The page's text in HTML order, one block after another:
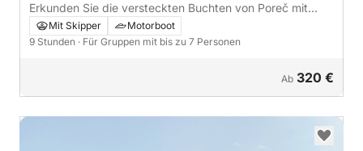
Erkunden Sie die versteckten Buchten von Poreč mit
einem Motorboot
Mit Skipper
Motorboot
9 Stunden · Für Gruppen mit bis zu 7 Personen
Ab 320 €